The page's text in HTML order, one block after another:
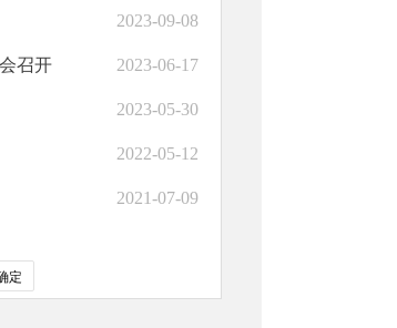
2023-09-08
召开 2023-06-17
2023-05-30
2022-05-12
2021-07-09
定